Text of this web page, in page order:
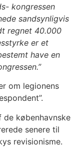
kongressen
sandsynligvis
regnet 40.000
er et
have en
om legionens
de københavnske
senere til
revisionisme.